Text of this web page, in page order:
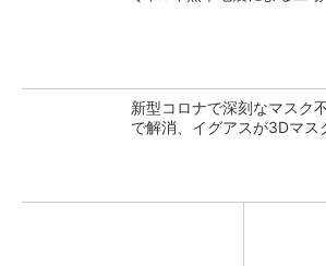
新型コロナで深刻なマスク
で解消、イグアスが3Dマス